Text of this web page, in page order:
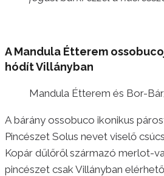
A Mandula Étterem
hódít Villányban
Mandula Étterem és Bor-
A bárány ossobuco ikonikus
Pincészet Solus nevet viselő
Kopár dűlőről származó merlot-
pincészet csak Villányban